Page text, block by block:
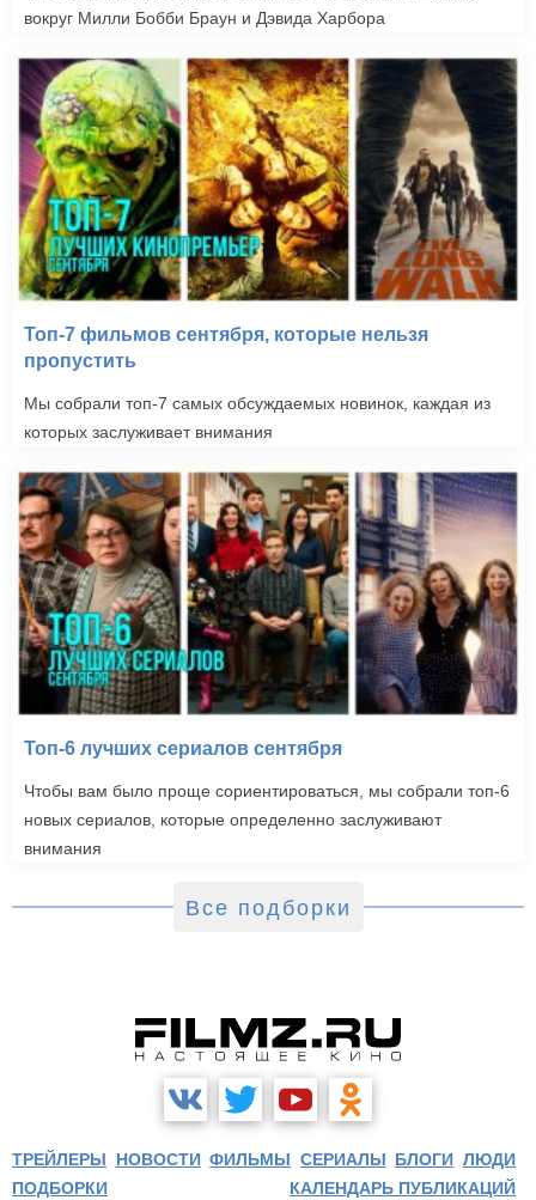
вокруг Милли Бобби Браун и Дэвида Харбора
Топ-7 фильмов сентября, которые нельзя
пропустить
Мы собрали топ-7 самых обсуждаемых новинок, каждая из
которых заслуживает внимания
Топ-6 лучших сериалов сентября
Чтобы вам было проще сориентироваться, мы собрали топ-6
новых сериалов, которые определенно заслуживают
внимания
Все подборки
ТРЕЙЛЕРЫ НОВОСТИ ФИЛЬМЫ СЕРИАЛЫ БЛОГИ ЛЮДИ
ПОДБОРКИ
КАЛЕНДАРЬ ПУБЛИКАЦИЙ